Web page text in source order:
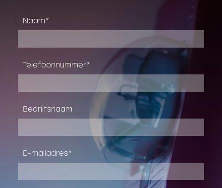
Naam
Telefoonnummer
Bedrijfsnaam
E-mailadres